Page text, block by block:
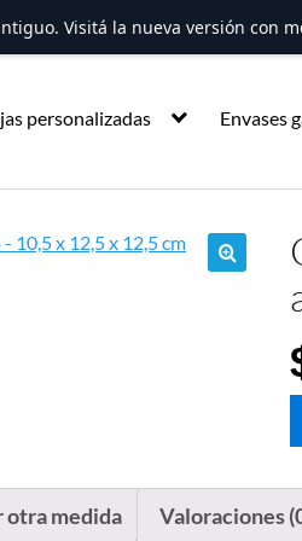
personalizadas Envases
otra medida Valoraciones
Visitá la nueva versión con